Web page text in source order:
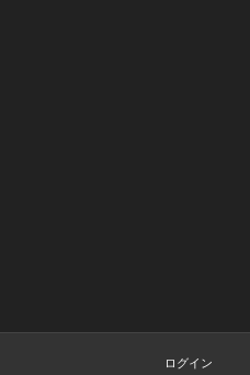
ログイン